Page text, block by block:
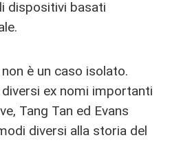
dispositivi basati
è un caso isolato.
ex nomi importanti
Tang Tan ed Evans
diversi alla storia del